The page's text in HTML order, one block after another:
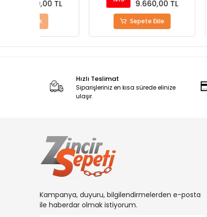
9.660,00 TL
Hızlı Teslimat
Siparişleriniz en kısa sürede elinize
ulaşır.
Kampanya, duyuru, bilgilendirmelerden e-posta
ile haberdar olmak istiyorum.